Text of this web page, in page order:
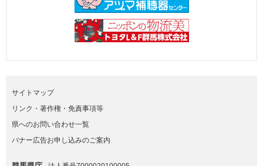
サイトマップ
リンク・著作権・免責事項等
県へのお問い合わせ一覧
バナー広告お申し込みのご案内